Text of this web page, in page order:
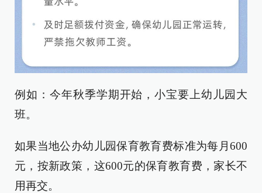
例如：今年秋季学期开始，小宝要上幼儿园大
班。
如果当地公办幼儿园保育教育费标准为每月600
元，按新政策，这600元的保育教育费，家长不
用再交。